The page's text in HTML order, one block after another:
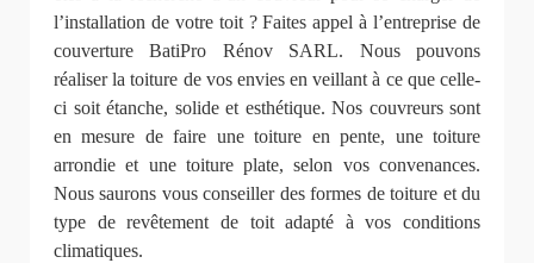
l’installation de votre toit ? Faites appel à l’entreprise de
couverture BatiPro Rénov SARL. Nous pouvons
réaliser la toiture de vos envies en veillant à ce que celle-
ci soit étanche, solide et esthétique. Nos couvreurs sont
en mesure de faire une toiture en pente, une toiture
arrondie et une toiture plate, selon vos convenances.
Nous saurons vous conseiller des formes de toiture et du
type de revêtement de toit adapté à vos conditions
climatiques.